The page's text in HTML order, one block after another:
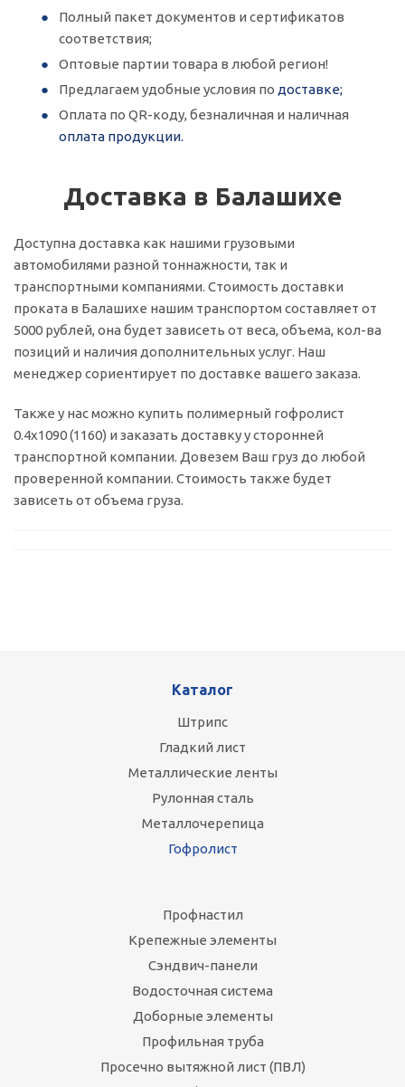
Полный пакет документов и сертификатов
соответствия;
Оптовые партии товара в любой регион!
Предлагаем удобные условия по доставке;
Оплата по QR-коду, безналичная и наличная
оплата продукции.
Доставка в Балашихе
Доступна доставка как нашими грузовыми
автомобилями разной тоннажности, так и
транспортными компаниями. Стоимость доставки
проката в Балашихе нашим транспортом составляет от
5000 рублей, она будет зависеть от веса, объема, кол-ва
позиций и наличия дополнительных услуг. Наш
менеджер сориентирует по доставке вашего заказа.
Также у нас можно купить полимерный гофролист
0.4x1090 (1160) и заказать доставку у сторонней
транспортной компании. Довезем Ваш груз до любой
проверенной компании. Стоимость также будет
зависеть от объема груза.
Каталог
Штрипс
Гладкий лист
Металлические ленты
Рулонная сталь
Металлочерепица
Гофролист
Профнастил
Крепежные элементы
Сэндвич-панели
Водосточная система
Доборные элементы
Профильная труба
Просечно вытяжной лист (ПВЛ)